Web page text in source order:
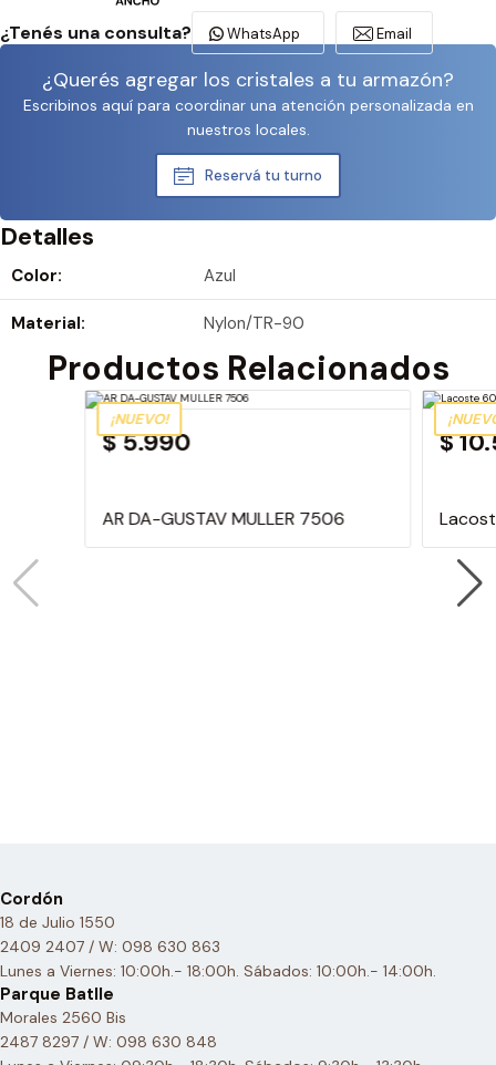
¿Tenés una consulta? WhatsApp Email
¿Querés agregar los cristales a tu armazón?
Escribinos aquí para coordinar una atención personalizada en
nuestros locales.
Reservá tu turno
Detalles
Color: Azul
Material: Nylon/TR-90
Productos Relacionados
¡NUEVO!
$ 5.990
AR DA-GUSTAV MULLER 7506
$
Cordón
18 de Julio 1550
2409 2407 / W: 098 630 863
Lunes a Viernes: 10:00h.- 18:00h. Sábados: 10:00h.- 14:00h.
Parque Batlle
Morales 2560 Bis
2487 8297 / W: 098 630 848